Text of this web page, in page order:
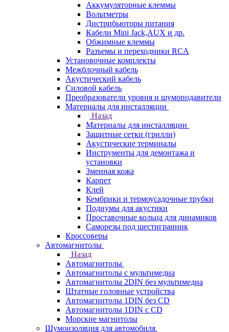
Аккумуляторные клеммы
Вольтметры
Дистрибьюторы питания
Кабели Mini Jack,AUX и др.
Обжимные клеммы
Разъемы и переходники RCA
Установочные комплекты
Межблочный кабель
Акустический кабель
Силовой кабель
Преобразователи уровня и шумоподавители
Материалы для инсталляции
Назад
Материалы для инсталляции
Защитные сетки (грилли)
Акустические терминалы
Инструменты для демонтажа и
установки
Змеиная кожа
Карпет
Клей
Кембрики и термоусадочные трубки
Подиумы для акустики
Проставочные кольца для динамиков
Саморезы под шестигранник
Кроссоверы
Автомагнитолы
Назад
Автомагнитолы
Автомагнитолы с мультимедиа
Автомагнитолы 2DIN без мультимедиа
Штатные головные устройства
Автомагнитолы 1DIN без CD
Автомагнитолы 1DIN с CD
Морские магнитолы
Шумоизоляция для автомобиля